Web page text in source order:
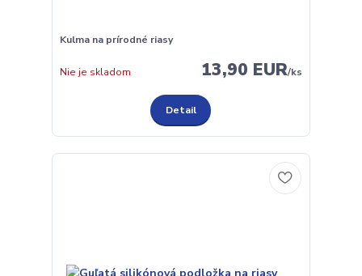
Kulma na prírodné riasy
13,90 EUR/ks
Nie je skladom
Detail